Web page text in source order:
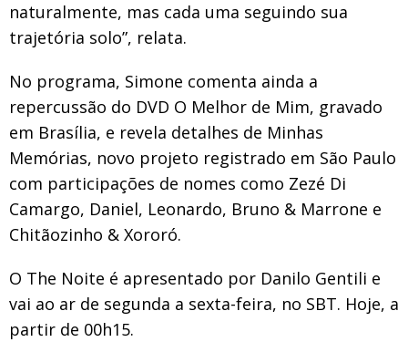
naturalmente, mas cada uma seguindo sua
trajetória solo”, relata.
No programa, Simone comenta ainda a
repercussão do DVD O Melhor de Mim, gravado
em Brasília, e revela detalhes de Minhas
Memórias, novo projeto registrado em São Paulo
com participações de nomes como Zezé Di
Camargo, Daniel, Leonardo, Bruno & Marrone e
Chitãozinho & Xororó.
O The Noite é apresentado por Danilo Gentili e
vai ao ar de segunda a sexta-feira, no SBT. Hoje, a
partir de 00h15.